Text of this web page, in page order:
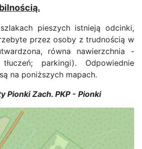
pieszych istnieją odcinki,
przez osoby z trudnością w
równa nawierzchnia -
parkingi). Odpowiednie
na poniższych mapach.
Pionki Zach. PKP - Pionki